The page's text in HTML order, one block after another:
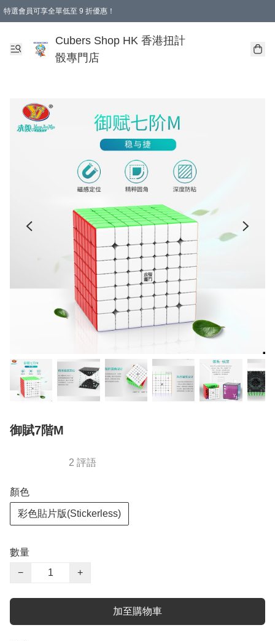
特選會員可享全單低至 9 折優惠！
購物滿 HKD 250.00 即減 HKD 28.00 運費！（適用於 本地送貨、本地取貨 )
Cubers Shop HK 香港扭計
骰專門店
御賦7階M
2 評語
顏色
彩色貼片版(Stickerless)
數量
−
+
加至購物車